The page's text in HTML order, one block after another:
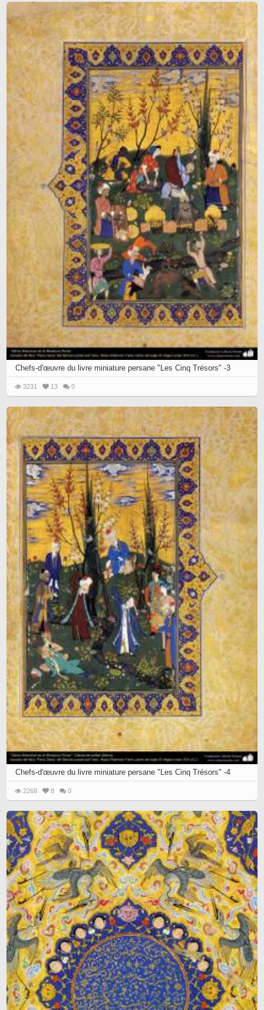
Chefs-d'œuvre du livre miniature persane "Les Cinq Trésors" -3
3231 13 0
Chefs-d'œuvre du livre miniature persane "Les Cinq Trésors" -4
2268 8 0